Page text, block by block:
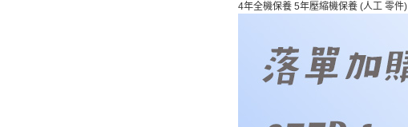
4年全機保養 5年壓縮機保養 (人工 零件)